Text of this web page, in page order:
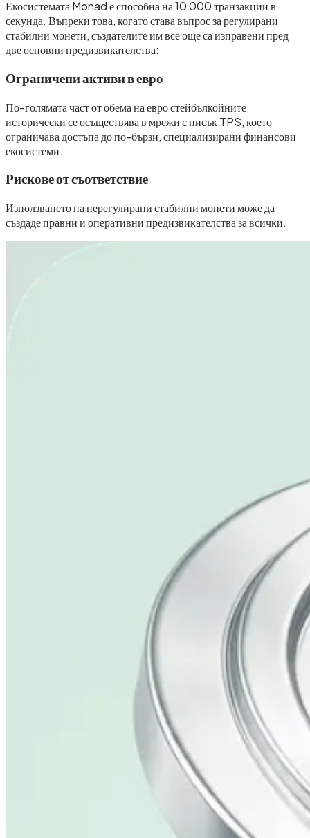
Екосистемата Monad е способна на 10 000 транзакции в
секунда. Въпреки това, когато става въпрос за регулирани
стабилни монети, създателите им все още са изправени пред
две основни предизвикателства:
Ограничени активи в евро
По-голямата част от обема на евро стейбълкойните
исторически се осъществява в мрежи с нисък TPS, което
ограничава достъпа до по-бързи, специализирани финансови
екосистеми.
Рискове от съответствие
Използването на нерегулирани стабилни монети може да
създаде правни и оперативни предизвикателства за всички.